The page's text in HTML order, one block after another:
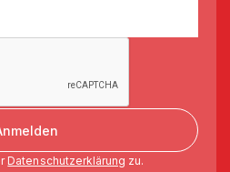
Datenschutzerklärung zu.